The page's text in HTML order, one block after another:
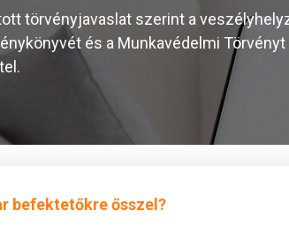
törvényjavaslat szerint a
és a Munkavédelmi
befektetőkre ősszel?